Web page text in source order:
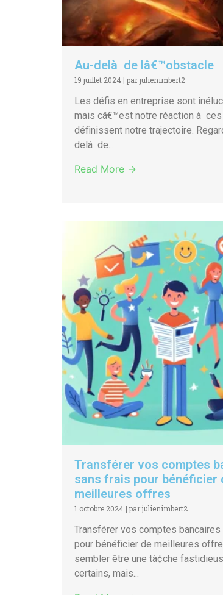
Au-delà de lâ€™obstacle
19 juillet 2024 | par julienimbert2
Les défis en entreprise sont
mais câ€™est notre réaction à
définissent notre trajectoire.
delà de...
Read More →
Transférer vos comptes
sans frais pour bénéficier
meilleures offres
1 octobre 2024 | par julienimbert2
Transférer vos comptes
pour bénéficier de meilleures
sembler être une tà¢che
certains, mais...